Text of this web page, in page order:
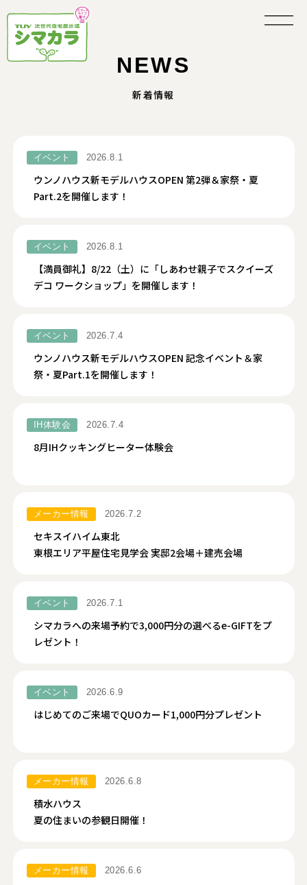
NEWS
新着情報
イベント 2026.8.1
ウンノハウス新モデルハウスOPEN 第2弾＆家祭・夏
Part.2を開催します！
イベント 2026.8.1
【満員御礼】8/22（土）に「しあわせ親子でスクイーズ
デコ ワークショップ」を開催します！
イベント 2026.7.4
ウンノハウス新モデルハウスOPEN 記念イベント＆家
祭・夏Part.1を開催します！
IH体験会 2026.7.4
8月IHクッキングヒーター体験会
メーカー情報 2026.7.2
セキスイハイム東北
東根エリア平屋住宅見学会 実邸2会場＋建売会場
イベント 2026.7.1
シマカラへの来場予約で3,000円分の選べるe-GIFTをプ
レゼント！
イベント 2026.6.9
はじめてのご来場でQUOカード1,000円分プレゼント
メーカー情報 2026.6.8
積水ハウス
夏の住まいの参観日開催！
メーカー情報 2026.6.6